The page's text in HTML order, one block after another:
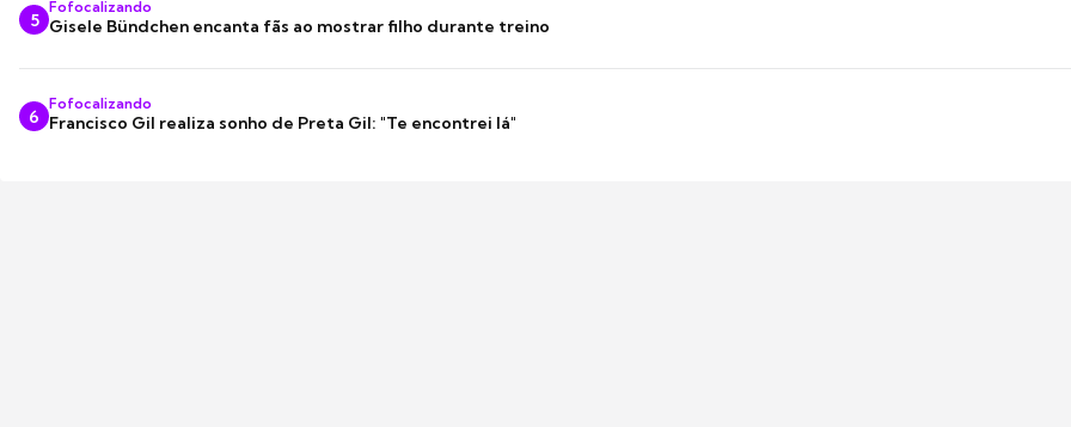
5
Fofocalizando
Gisele Bündchen encanta fãs ao mostrar filho durante treino
6
Fofocalizando
Francisco Gil realiza sonho de Preta Gil: "Te encontrei lá"